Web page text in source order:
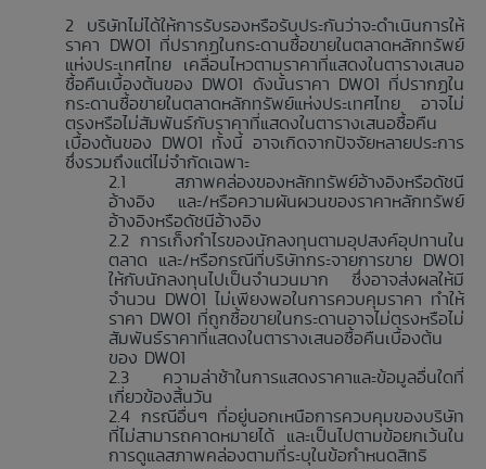
บริษัทไม่ได้ให้การรับรองหรือรับประกันว่าจะดำเนินการให้
ราคา DW01 ที่ปรากฏในกระดานซื้อขายในตลาดหลักทรัพย์
แห่งประเทศไทย เคลื่อนไหวตามราคาที่แสดงในตารางเสนอ
ซื้อคืนเบื้องต้นของ DW01 ดังนั้นราคา DW01 ที่ปรากฏใน
กระดานซื้อขายในตลาดหลักทรัพย์แห่งประเทศไทย อาจไม่
ตรงหรือไม่สัมพันธ์กับราคาที่แสดงในตารางเสนอซื้อคืน
เบื้องต้นของ DW01 ทั้งนี้ อาจเกิดจากปัจจัยหลายประการ
ซึ่งรวมถึงแต่ไม่จำกัดเฉพาะ
สภาพคล่องของหลักทรัพย์อ้างอิงหรือดัชนี
อ้างอิง และ/หรือความผันผวนของราคาหลักทรัพย์
อ้างอิงหรือดัชนีอ้างอิง
การเก็งกำไรของนักลงทุนตามอุปสงค์อุปทานใน
ตลาด และ/หรือกรณีที่บริษัทกระจายการขาย DW01
ให้กับนักลงทุนไปเป็นจำนวนมาก ซึ่งอาจส่งผลให้มี
จำนวน DW01 ไม่เพียงพอในการควบคุมราคา ทำให้
ราคา DW01 ที่ถูกซื้อขายในกระดานอาจไม่ตรงหรือไม่
สัมพันธ์ราคาที่แสดงในตารางเสนอซื้อคืนเบื้องต้น
ของ DW01
ความล่าช้าในการแสดงราคาและข้อมูลอื่นใดที่
เกี่ยวข้องสิ้นวัน
กรณีอื่นๆ ที่อยู่นอกเหนือการควบคุมของบริษัท
ที่ไม่สามารถคาดหมายได้ และเป็นไปตามข้อยกเว้นใน
การดูแลสภาพคล่องตามที่ระบุในข้อกำหนดสิทธิ